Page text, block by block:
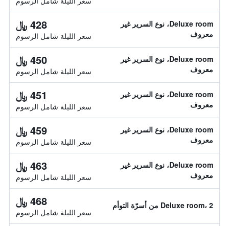
Deluxe room، نوع السرير غير
معروف
428 ﷼
سعر الليلة شامل الرسوم
Deluxe room، نوع السرير غير
معروف
450 ﷼
سعر الليلة شامل الرسوم
Deluxe room، نوع السرير غير
معروف
451 ﷼
سعر الليلة شامل الرسوم
Deluxe room، نوع السرير غير
معروف
459 ﷼
سعر الليلة شامل الرسوم
Deluxe room، نوع السرير غير
معروف
463 ﷼
سعر الليلة شامل الرسوم
Deluxe room، 2 من أسرّة التوأم 468 ﷼
سعر الليلة شامل الرسوم